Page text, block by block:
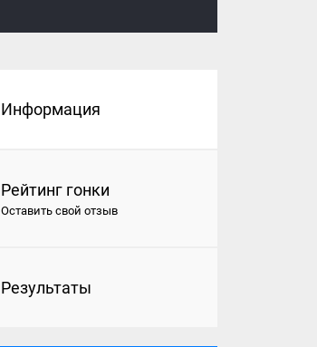
Информация
Рейтинг гонки
Оставить свой отзыв
Результаты